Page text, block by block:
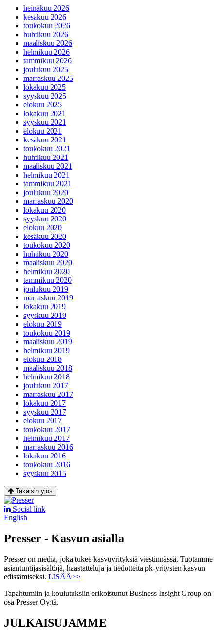
heinäkuu 2026
kesäkuu 2026
toukokuu 2026
huhtikuu 2026
maaliskuu 2026
helmikuu 2026
tammikuu 2026
joulukuu 2025
marraskuu 2025
lokakuu 2025
syyskuu 2025
elokuu 2025
lokakuu 2021
syyskuu 2021
elokuu 2021
kesäkuu 2021
toukokuu 2021
huhtikuu 2021
maaliskuu 2021
helmikuu 2021
tammikuu 2021
joulukuu 2020
marraskuu 2020
lokakuu 2020
syyskuu 2020
elokuu 2020
kesäkuu 2020
toukokuu 2020
huhtikuu 2020
maaliskuu 2020
helmikuu 2020
tammikuu 2020
joulukuu 2019
marraskuu 2019
lokakuu 2019
syyskuu 2019
elokuu 2019
toukokuu 2019
maaliskuu 2019
helmikuu 2019
elokuu 2018
maaliskuu 2018
helmikuu 2018
joulukuu 2017
marraskuu 2017
lokakuu 2017
syyskuu 2017
elokuu 2017
toukokuu 2017
helmikuu 2017
marraskuu 2016
lokakuu 2016
toukokuu 2016
syyskuu 2015
Takaisin ylös
Social link
English
Presser - Kasvun asialla
Presser on media, joka tukee kasvuyrityksiä viestinnässä. Tuotamme
asiantuntijasisältöjä, haastatteluja ja tiedotteita pk-yritysten kasvun
edistämiseksi. LISÄÄ>>
Tapahtumiin ja koulutuksiin erikoistunut Business Insight Group on
osa Presser Oy:tä.
JULKAISUJAMME